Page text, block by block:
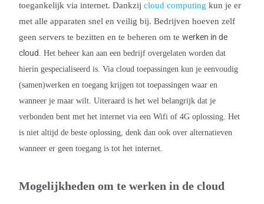
toegankelijk via internet. Dankzijcloud computing kun je er
met alle apparaten snel en veilig bij. Bedrijven hoeven zelf
geen servers te bezitten en te beheren om tewerken in de
cloud . Het beheer kan aan een bedrijf overgelaten worden dat
hierin gespecialiseerd is. Via cloud toepassingen kun je eenvoudig
(samen)werken en toegang krijgen tot toepassingen waar en
wanneer je maar wilt. Uiteraard is het wel belangrijk dat je
verbonden bent met het internet via een Wifi of 4G oplossing. Het
is niet altijd de beste oplossing, denk dan ook over alternatieven
wanneer er geen toegang is tot het internet.
Mogelijkheden om te werken in de cloud